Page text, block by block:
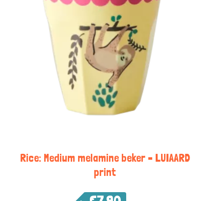
Rice: Medium melamine beker – LUIAARD
print